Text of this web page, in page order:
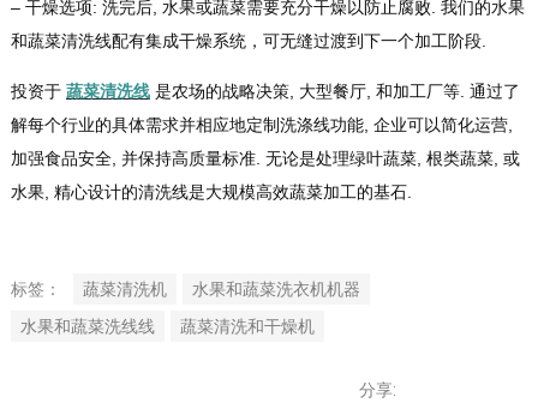
– 干燥选项: 洗完后, 水果或蔬菜需要充分干燥以防止腐败. 我们的水果
和蔬菜清洗线配有集成干燥系统，可无缝过渡到下一个加工阶段.
投资于 蔬菜清洗线是农场的战略决策, 大型餐厅, 和加工厂等. 通过了
解每个行业的具体需求并相应地定制洗涤线功能, 企业可以简化运营,
加强食品安全, 并保持高质量标准. 无论是处理绿叶蔬菜, 根类蔬菜, 或
水果, 精心设计的清洗线是大规模高效蔬菜加工的基石.
标签： 蔬菜清洗机
水果和蔬菜洗衣机机器
水果和蔬菜洗线线
蔬菜清洗和干燥机
分享: